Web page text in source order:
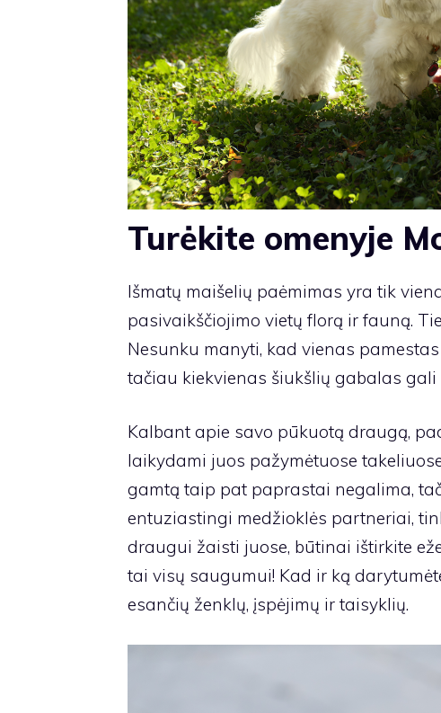
Turėkite omenyje
Išmatų maišelių paėmimas yra tik
pasivaikščiojimo vietų florą ir fauną.
Nesunku manyti, kad vienas
tačiau kiekvienas šiukšlių gabalas
Kalbant apie savo pūkuotą draugą,
laikydami juos pažymėtuose
gamtą taip pat paprastai negalima,
entuziastingi medžioklės partneriai,
draugui žaisti juose, būtinai ištirkite
tai visų saugumui! Kad ir ką
esančių ženklų, įspėjimų ir taisyklių.